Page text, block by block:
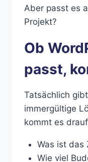
Aber passt es
Projekt?
Ob
passt,
Tatsächlich
immergültige
kommt es
Was ist das
Wie viel